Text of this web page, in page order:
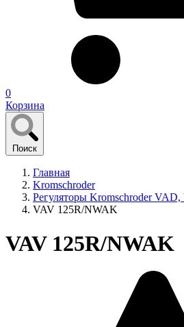
0
Корзина
Поиск
Главная
Kromschroder
Регуляторы Kromschroder
VAV 125R/NWAK
VAV 125R/NWAK